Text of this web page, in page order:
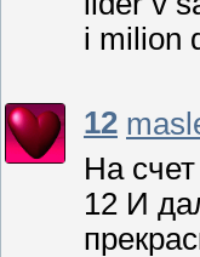
i milion
12
На
12 И